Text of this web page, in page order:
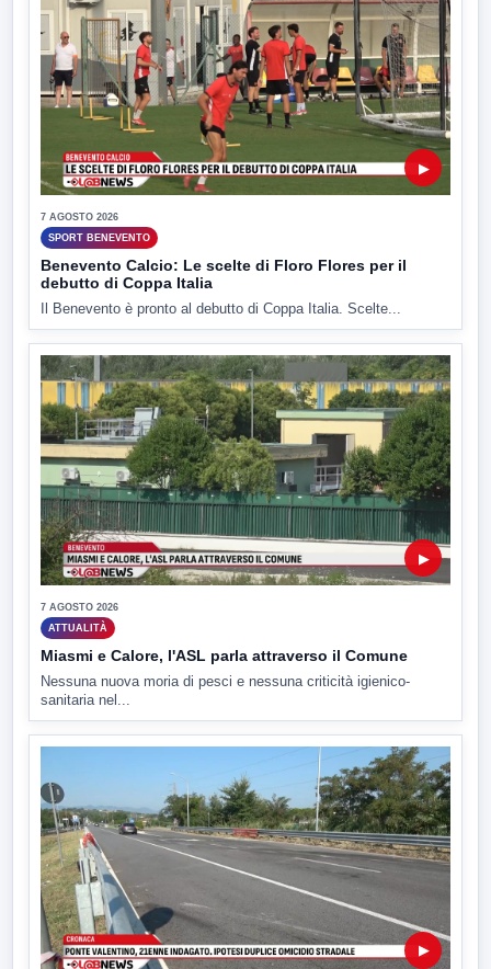
▶
7 AGOSTO 2026
SPORT BENEVENTO
Benevento Calcio: Le scelte di Floro Flores per il
debutto di Coppa Italia
Il Benevento è pronto al debutto di Coppa Italia. Scelte...
▶
7 AGOSTO 2026
ATTUALITÀ
Miasmi e Calore, l'ASL parla attraverso il Comune
Nessuna nuova moria di pesci e nessuna criticità igienico-
sanitaria nel...
▶